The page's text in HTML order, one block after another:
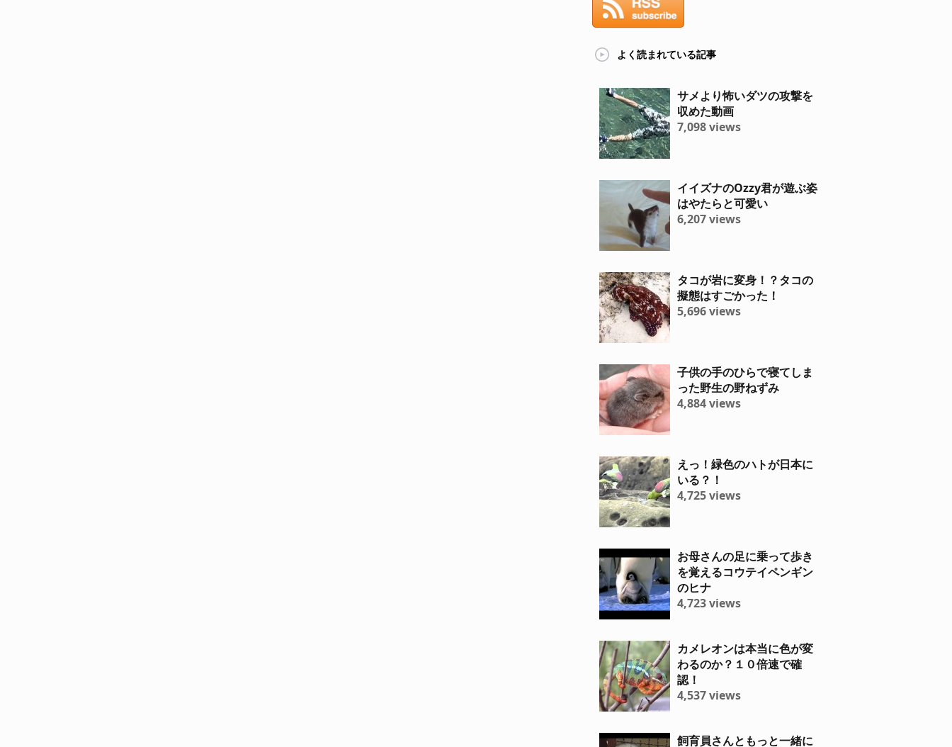
よく読まれている記事
サメより怖いダツの攻撃を
収めた動画
7,098 views
イイズナのOzzy君が遊ぶ姿
はやたらと可愛い
6,207 views
タコが岩に変身！？タコの
擬態はすごかった！
5,696 views
子供の手のひらで寝てしま
った野生の野ねずみ
4,884 views
えっ！緑色のハトが日本に
いる？！
4,725 views
お母さんの足に乗って歩き
を覚えるコウテイペンギン
のヒナ
4,723 views
カメレオンは本当に色が変
わるのか？１０倍速で確
認！
4,537 views
飼育員さんともっと一緒に